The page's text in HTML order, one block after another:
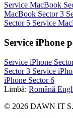
Service MacBook
MacBook Sector 3
Sector 5 Service
Service iPhone
Service iPhone
Sector 3 Service
iPhone Sector 6
Limbă: Română
© 2026 DAWN IT